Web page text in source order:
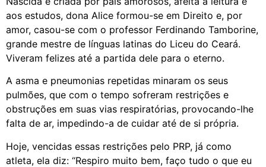
aos estudos, dona Alice formou-se em Direito e, por
amor, casou-se com o professor Ferdinando Tamborine,
grande mestre de línguas latinas do Liceu do Ceará.
Viveram felizes até a partida dele para o eterno.
A asma e pneumonias repetidas minaram os seus
pulmões, que com o tempo sofreram restrições e
obstruções em suas vias respiratórias, provocando-lhe
falta de ar, impedindo-a de cuidar até de si própria.
Hoje, vencidas essas restrições pelo PRP, já como
atleta, ela diz: “Respiro muito bem, faço tudo o que eu